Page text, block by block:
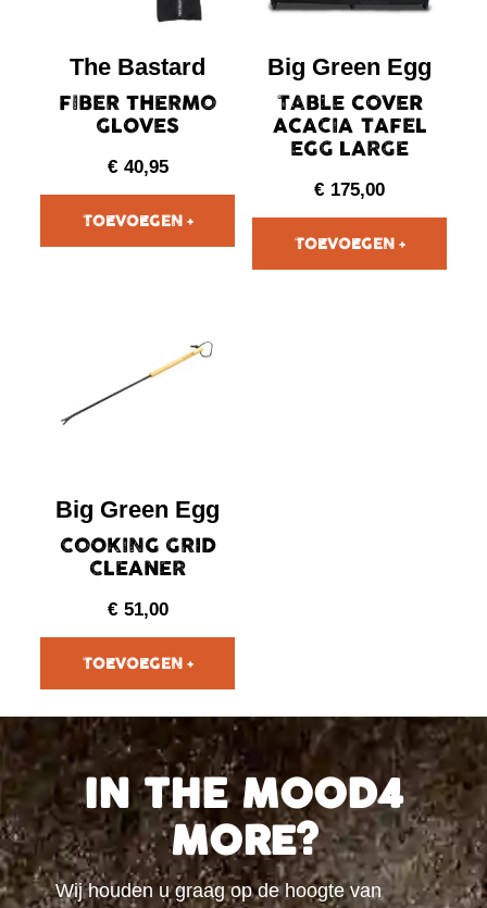
The Bastard
FIBER THERMO
GLOVES
€ 40,95
Big Green Egg
TABLE COVER
ACACIA TAFEL
EGG LARGE
€ 175,00
Big Green Egg
COOKING GRID
CLEANER
€ 51,00
IN THE MOOD4
MORE?
Wij houden u graag op de hoogte van